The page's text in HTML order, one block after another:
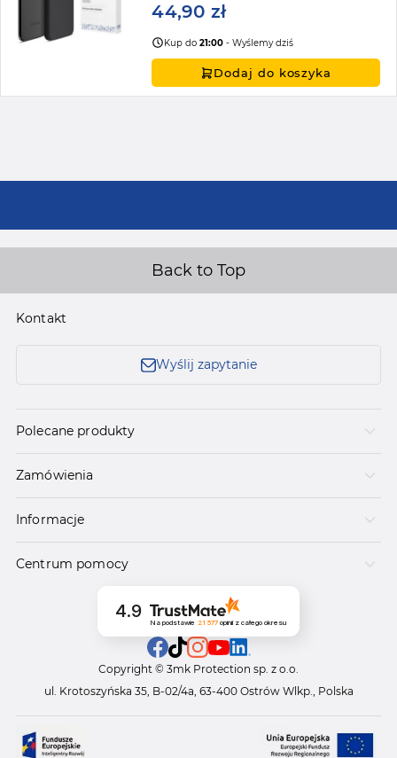
44,90 zł
Kup do21:00 - Wyślemy dziś
Dodaj do koszyka
Back to Top
Kontakt
Wyślij zapytanie
Polecane produkty
Zamówienia
Informacje
Centrum pomocy
4.9
Na podstawie 21 577opinii z całego okresu
Copyright © 3mk Protection sp. z o.o.
ul. Krotoszyńska 35, B-02/4a, 63-400 Ostrów Wlkp., Polska